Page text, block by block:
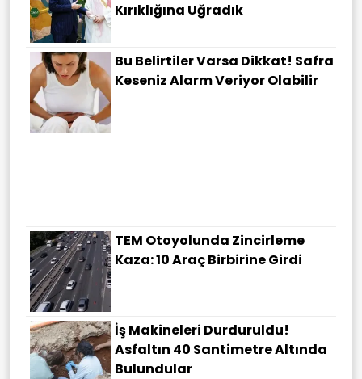
Kırıklığına Uğradık
Bu Belirtiler Varsa Dikkat! Safra
Keseniz Alarm Veriyor Olabilir
TEM Otoyolunda Zincirleme
Kaza: 10 Araç Birbirine Girdi
İş Makineleri Durduruldu!
Asfaltın 40 Santimetre Altında
Bulundular